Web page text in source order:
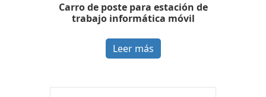
Carro de poste para estación de
trabajo informática móvil
Leer más